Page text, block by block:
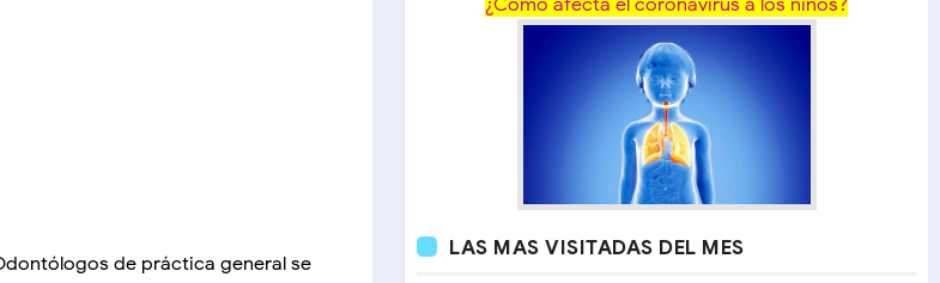
de práctica general se
¿Cómo afecta el coronavirus a los niños?
LAS MAS VISITADAS DEL MES